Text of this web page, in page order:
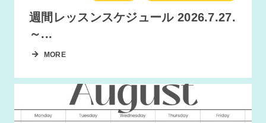
週間レッスンスケジュール 2026.7.27.
～...
MORE